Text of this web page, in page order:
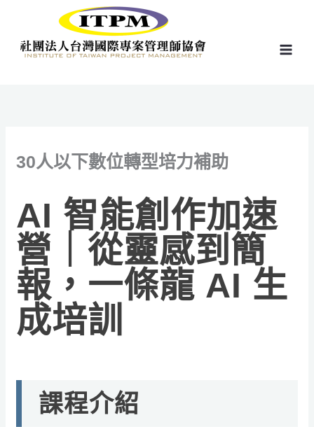
30人以下數位轉型培力補助
AI 智能創作加速
營｜從靈感到簡
報，一條龍 AI 生
成培訓
課程介紹